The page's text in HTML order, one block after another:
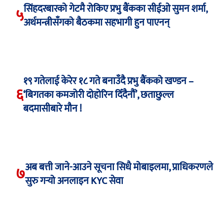
५सिंहदरबारको गेटमै रोकिए प्रभु बैंकका सीईओ सुमन शर्मा,
अर्थमन्त्रीसँगको बैठकमा सहभागी हुन पाएनन्
६
१९ गतेलाई केरेर १८ गते बनाउँदै प्रभु बैंकको खण्डन –
‘बिगतका कमजोरी दोहोरिन दिँदैनौं’, छताछुल्ल
बदमासीबारे मौन !
७अब बत्ती जाने-आउने सूचना सिधै मोबाइलमा, प्राधिकरणले
सुरु गर्‍यो अनलाइन KYC सेवा